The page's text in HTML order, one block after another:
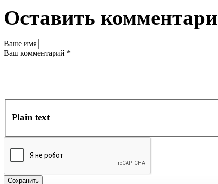
Оставить
Ваше имя
Ваш комментарий *
Plain text